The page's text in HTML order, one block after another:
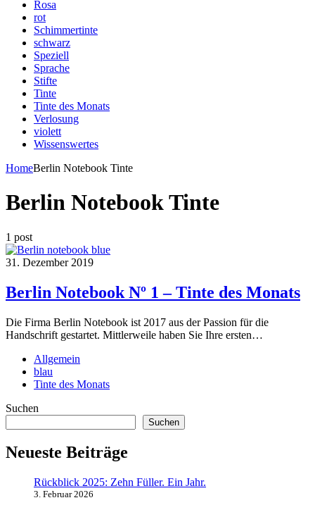
Rosa
rot
Schimmertinte
schwarz
Speziell
Sprache
Stifte
Tinte
Tinte des Monats
Verlosung
violett
Wissenswertes
HomeBerlin Notebook Tinte
Berlin Notebook Tinte
1 post
31. Dezember 2019
Berlin Notebook Nº 1 – Tinte des Monats
Die Firma Berlin Notebook ist 2017 aus der Passion für die
Handschrift gestartet. Mittlerweile haben Sie Ihre ersten…
Allgemein
blau
Tinte des Monats
Suchen
Suchen
Neueste Beiträge
Rückblick 2025: Zehn Füller. Ein Jahr.
3. Februar 2026